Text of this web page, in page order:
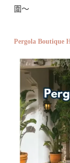
圍～
Pergola Boutique